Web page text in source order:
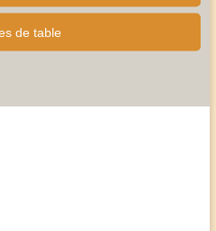
de table